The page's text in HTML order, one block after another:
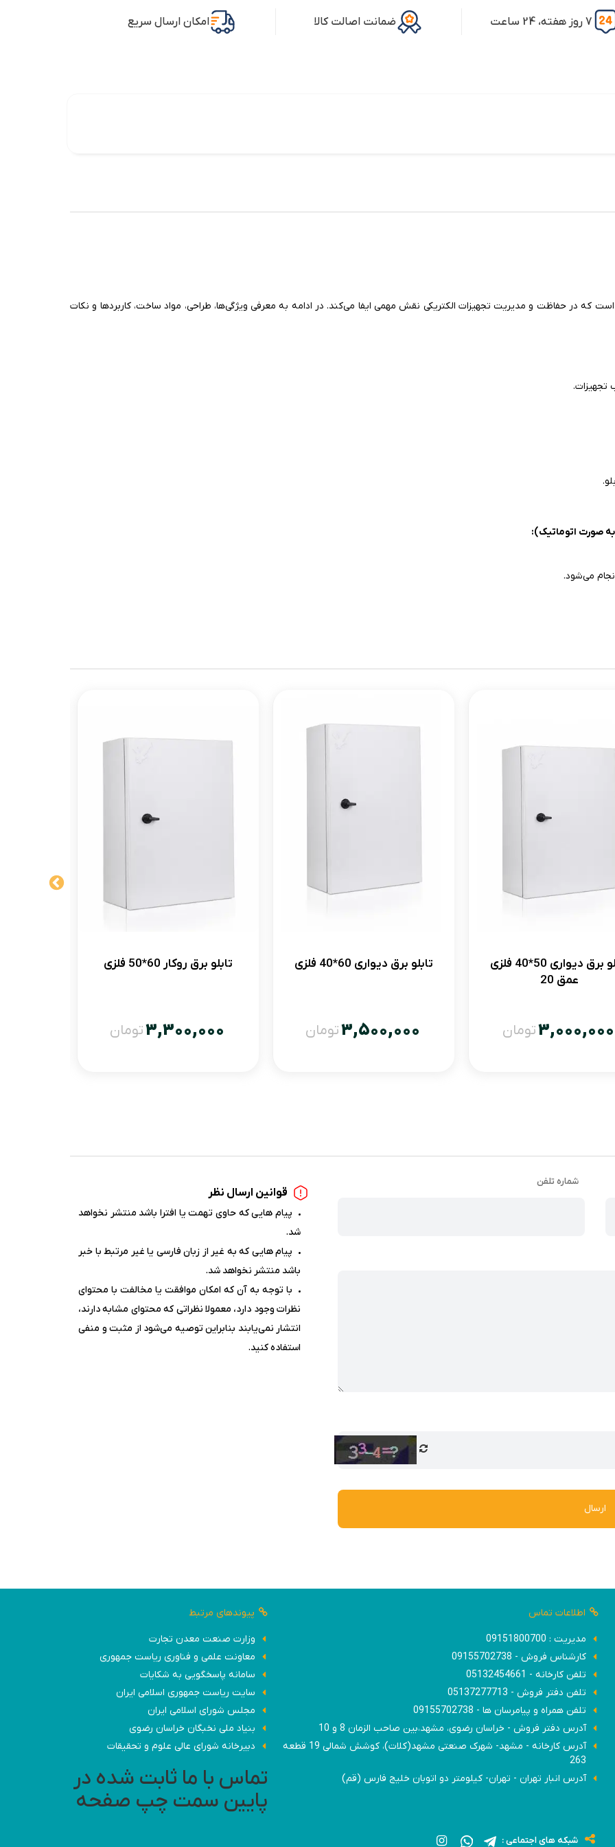
7 روز هفته، 24 ساعت ضمانت اصالت کالا امکان ارسال سریع
که در حفاظت و مدیریت تجهیزات الکتریکی نقش مهمی ایفا می‌کند. در ادامه به معرفی ویژگی‌ها، طراحی، مواد ساخت، کاربردها و نکات
صورت اتوماتیک):
می‌شود.
می‌شوند.
روکار ایده‌آل است.
دارند.
ویژه‌ای برخوردار است.
تابلو برق دیواری 50*40 فلزی
عمق 20
3,000,000تومان
تابلو برق دیواری 60*40 فلزی
3,500,000تومان
تابلو برق روکار 60*50 فلزی
3,300,000تومان
قوانین ارسال نظر
پیام هایی که حاوی تهمت یا افترا باشد منتشر نخواهد
شد.
پیام هایی که به غیر از زبان فارسی یا غیر مرتبط با خبر
باشد منتشر نخواهد شد.
با توجه به آن که امکان موافقت یا مخالفت با محتوای
نظرات وجود دارد، معمولا نظراتی که محتوای مشابه دارند،
انتشار نمی‌یابند بنابراین توصیه می‌شود از مثبت و منفی
استفاده کنید.
شماره تلفن
ارسال
اطلاعات تماس
مدیریت : 09151800700
کارشناس فروش - 09155702738
تلفن کارخانه - 05132454661
تلفن دفتر فروش - 05137277713
تلفن همراه و پیامرسان ها - 09155702738
آدرس دفتر فروش - خراسان رضوی، مشهد،بین صاحب الزمان 8 و 10
آدرس کارخانه - مشهد- شهرک صنعتی مشهد(کلات)، کوشش شمالی 19 قطعه
263
آدرس انبار تهران - تهران- کیلومتر دو اتوبان خلیج فارس (قم)
شبکه های اجتماعی :
پیوندهای مرتبط
وزارت صنعت معدن تجارت
معاونت علمی و فناوری ریاست جمهوری
سامانه پاسخگویی به شکایات
سایت ریاست جمهوری اسلامی ایران
مجلس شورای اسلامی ایران
بنیاد ملی نخبگان خراسان رضوی
دبیرخانه شورای عالی علوم و تحقیقات
تماس با ما ثابت شده در
پایین سمت چپ صفحه